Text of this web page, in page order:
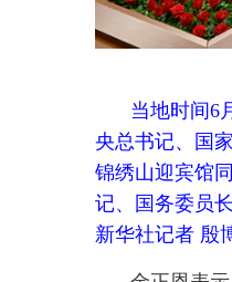
平总书记同志就
展提出的重要意见
实，推动双方在经
科技、教育、人文
流合作取得新发
加强经验交流互
建设事业发展提
朝鲜人民同中国人